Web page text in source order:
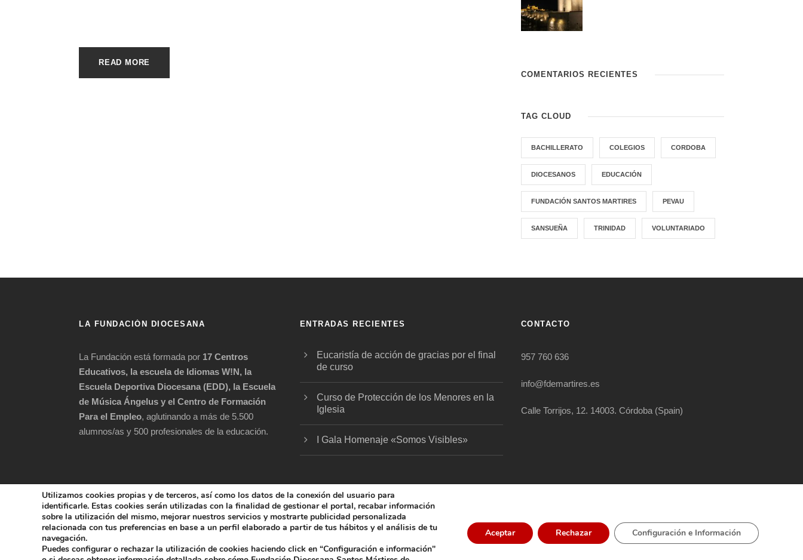
READ MORE
COMENTARIOS RECIENTES
TAG CLOUD
BACHILLERATO COLEGIOS CORDOBA
DIOCESANOS EDUCACIÓN
FUNDACIÓN SANTOS MARTIRES PEVAU
SANSUEÑA TRINIDAD VOLUNTARIADO
LA FUNDACIÓN DIOCESANA
La Fundación está formada por 17 Centros
Educativos, la escuela de Idiomas W!N, la
Escuela Deportiva Diocesana (EDD), la Escuela
de Música Ángelus y el Centro de Formación
Para el Empleo, aglutinando a más de 5.500
alumnos/as y 500 profesionales de la educación.
ENTRADAS RECIENTES
Eucaristía de acción de gracias por el final
de curso
Curso de Protección de los Menores en la
Iglesia
I Gala Homenaje «Somos Visibles»
CONTACTO
957 760 636
info@fdemartires.es
Calle Torrijos, 12. 14003. Córdoba (Spain)
COPYRIGHT 2025 FUNDACIÓN DIOCESANA SANTOS MÁRTIRES, ALL RIGHT RESERVED
POLÍTICA DE COOKIES AVISO LEGAL POLÍTICA DE PRIVACIDAD
Utilizamos cookies propias y de terceros, así como los datos de la conexión del usuario para
identificarle. Estas cookies serán utilizadas con la finalidad de gestionar el portal, recabar información
sobre la utilización del mismo, mejorar nuestros servicios y mostrarte publicidad personalizada
relacionada con tus preferencias en base a un perfil elaborado a partir de tus hábitos y el análisis de tu
navegación.
Puedes configurar o rechazar la utilización de cookies haciendo click en “Configuración e información"
Aceptar Rechazar Configuración e Información